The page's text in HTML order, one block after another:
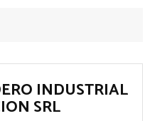
INDUSTRIAL
SRL